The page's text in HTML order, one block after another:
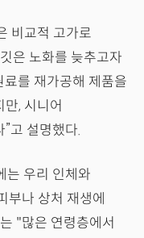
비교적 고가로
은 노화를 늦추고자
료를 재가공해 제품을
, 시니어
고 설명했다.
는 우리 인체와
부나 상처 재생에
"많은 연령층에서